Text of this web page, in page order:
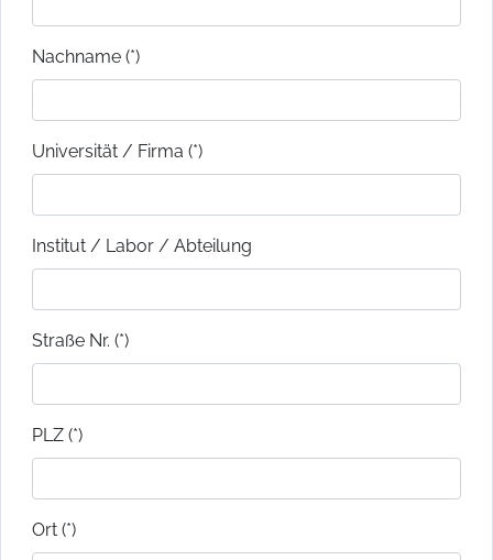
Nachname (*)
Universität / Firma (*)
Institut / Labor / Abteilung
Straße Nr. (*)
PLZ (*)
Ort (*)